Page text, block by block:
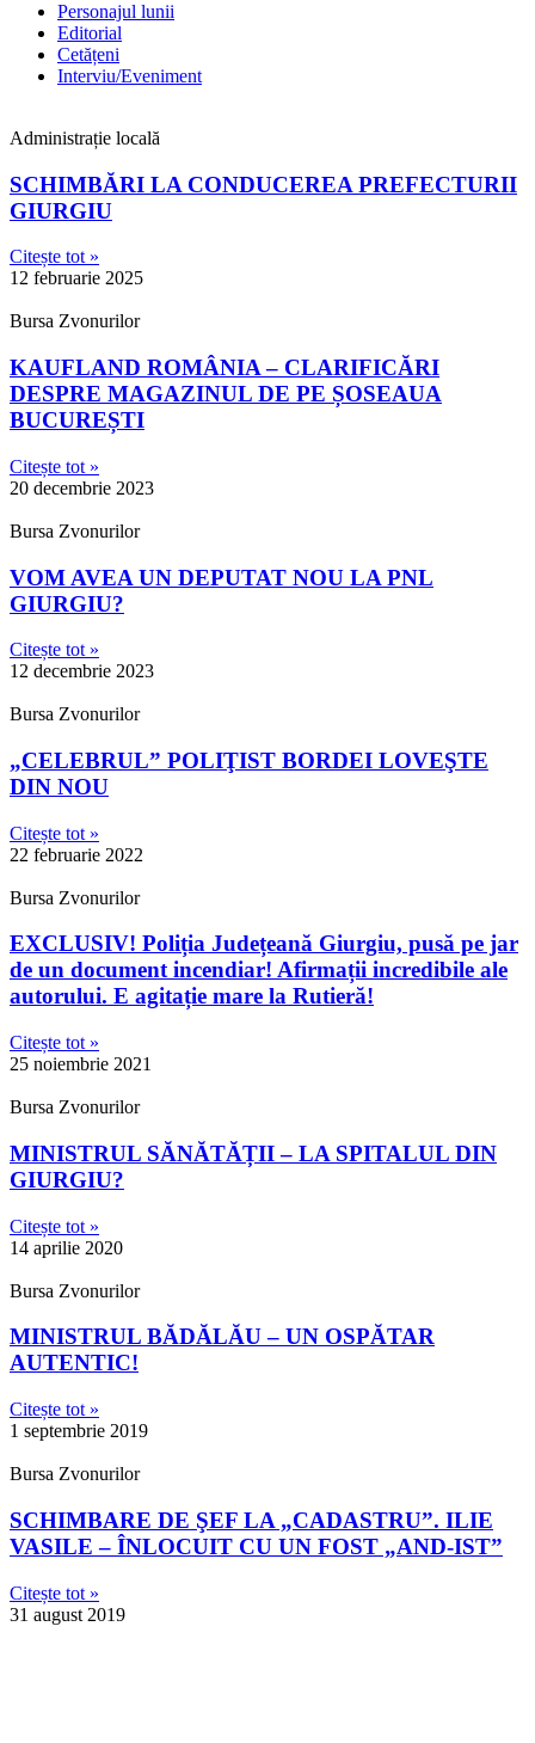
Personajul lunii
Editorial
Cetățeni
Interviu/Eveniment
Administrație locală
SCHIMBĂRI LA CONDUCEREA PREFECTURII
GIURGIU
Citește tot »
12 februarie 2025
Bursa Zvonurilor
KAUFLAND ROMÂNIA – CLARIFICĂRI
DESPRE MAGAZINUL DE PE ȘOSEAUA
BUCUREȘTI
Citește tot »
20 decembrie 2023
Bursa Zvonurilor
VOM AVEA UN DEPUTAT NOU LA PNL
GIURGIU?
Citește tot »
12 decembrie 2023
Bursa Zvonurilor
„CELEBRUL” POLIŢIST BORDEI LOVEŞTE
DIN NOU
Citește tot »
22 februarie 2022
Bursa Zvonurilor
EXCLUSIV! Poliția Județeană Giurgiu, pusă pe jar
de un document incendiar! Afirmații incredibile ale
autorului. E agitație mare la Rutieră!
Citește tot »
25 noiembrie 2021
Bursa Zvonurilor
MINISTRUL SĂNĂTĂȚII – LA SPITALUL DIN
GIURGIU?
Citește tot »
14 aprilie 2020
Bursa Zvonurilor
MINISTRUL BĂDĂLĂU – UN OSPĂTAR
AUTENTIC!
Citește tot »
1 septembrie 2019
Bursa Zvonurilor
SCHIMBARE DE ŞEF LA „CADASTRU”. ILIE
VASILE – ÎNLOCUIT CU UN FOST „AND-IST”
Citește tot »
31 august 2019